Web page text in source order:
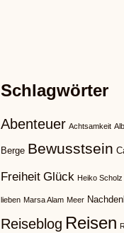
Schlagwörter
Abenteuer Achtsamkeit
Berge Bewusstsein
Freiheit Glück Heiko Scholz
lieben Marsa Alam Meer
Reiseblog Reisen